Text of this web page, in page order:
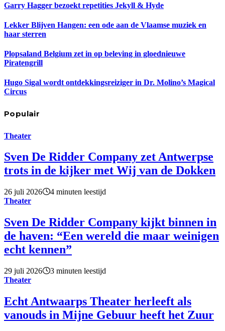
Garry Hagger bezoekt repetities Jekyll & Hyde
Lekker Blijven Hangen: een ode aan de Vlaamse muziek en
haar sterren
Plopsaland Belgium zet in op beleving in gloednieuwe
Piratengrill
Hugo Sigal wordt ontdekkingsreiziger in Dr. Molino’s Magical
Circus
Populair
Theater
Sven De Ridder Company zet Antwerpse
trots in de kijker met Wij van de Dokken
26 juli 2026
4 minuten leestijd
Theater
Sven De Ridder Company kijkt binnen in
de haven: “Een wereld die maar weinigen
echt kennen”
29 juli 2026
3 minuten leestijd
Theater
Echt Antwaarps Theater herleeft als
vanouds in Mijne Gebuur heeft het Zuur